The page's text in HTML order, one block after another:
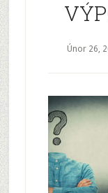
Únor 26,